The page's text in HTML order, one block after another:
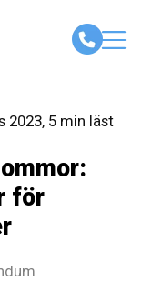
2023, 5 min läst
för